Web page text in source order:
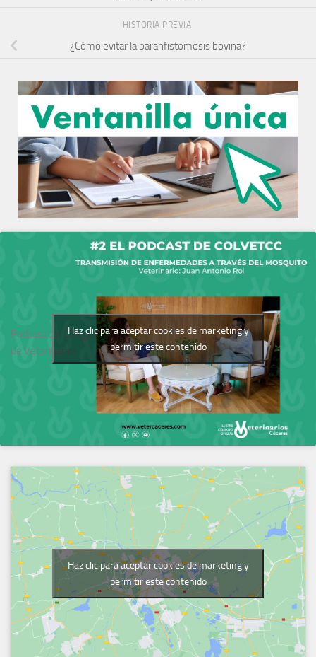
HISTORIA PREVIA
¿Cómo evitar la paranfistomosis bovina?
Podcast del Colegio
de Veterinarios
Haz clic para aceptar cookies de marketing y
permitir este contenido
Haz clic para aceptar cookies de marketing y
permitir este contenido